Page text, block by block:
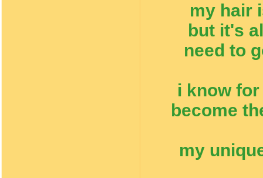
my hair
but it's
need to
i know
become
my